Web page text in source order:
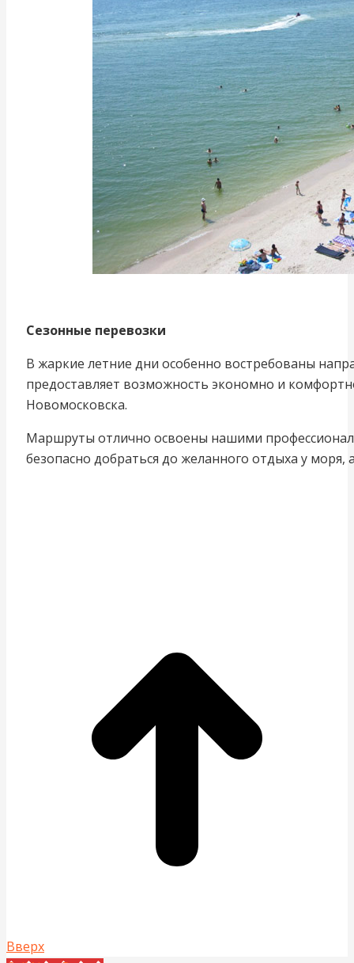
Сезонные перевозки
В жаркие летние дни особенно востребованы
предоставляет возможность экономно и
Новомосковска.
Маршруты отлично освоены нашими
безопасно добраться до желанного отдыха у
Вверх